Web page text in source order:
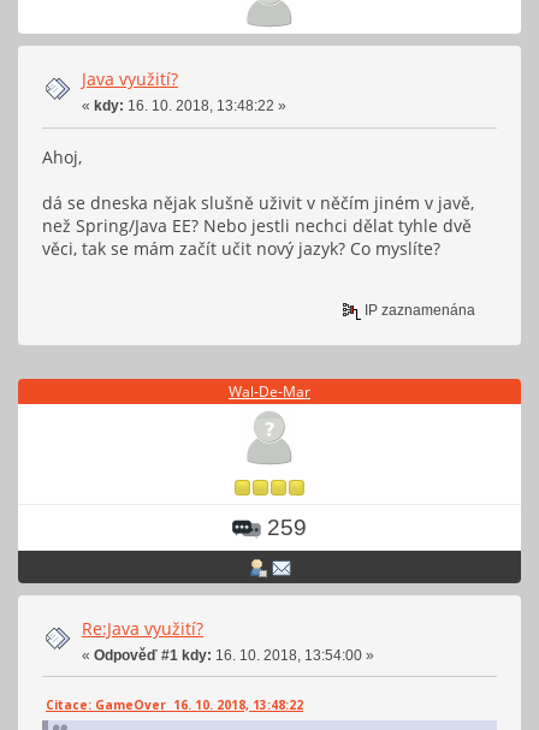
Java využití?
« kdy: 16. 10. 2018, 13:48:22 »
Ahoj,
dá se dneska nějak slušně uživit v něčím jiném v javě,
než Spring/Java EE? Nebo jestli nechci dělat tyhle dvě
věci, tak se mám začít učit nový jazyk? Co myslíte?
IP zaznamenána
Wal-De-Mar
259
Re:Java využití?
« Odpověď #1 kdy: 16. 10. 2018, 13:54:00 »
Citace: GameOver 16. 10. 2018, 13:48:22